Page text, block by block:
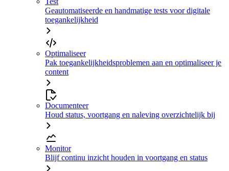
Geautomatiseerde en handmatige tests voor digitale
toegankelijkheid
Optimaliseer
Pak toegankelijkheidsproblemen aan en optimaliseer je
content
Documenteer
Houd status, voortgang en naleving overzichtelijk bij
Monitor
Blijf continu inzicht houden in voortgang en status